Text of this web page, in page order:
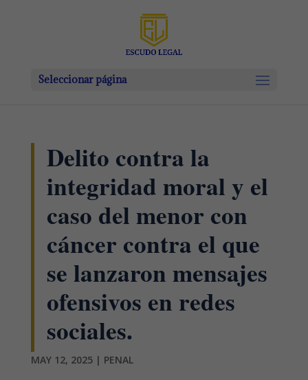
Seleccionar página
Delito contra la
integridad moral y el
caso del menor con
cáncer contra el que
se lanzaron mensajes
ofensivos en redes
sociales.
MAY 12, 2025| PENAL